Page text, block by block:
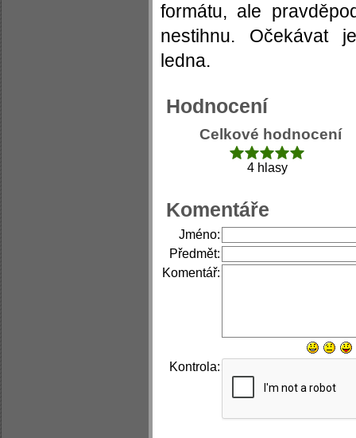
formátu, ale
nestihnu. Očekávat
ledna.
Hodnocení
Celkové hodnocení
4 hlasy
Komentáře
Jméno:
Předmět:
Komentář:
Kontrola: